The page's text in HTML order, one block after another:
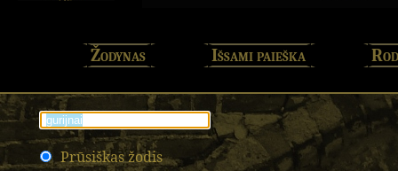
Žodynas Išsami paieška
Prūsiškas žodis